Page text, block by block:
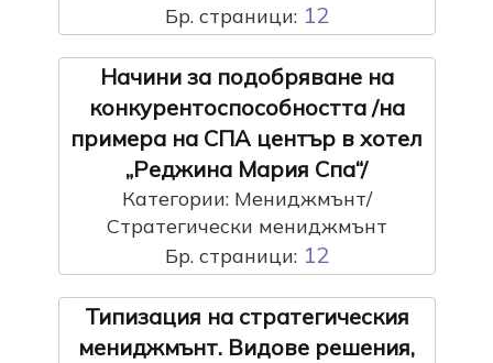
Бр. страници: 12
Начини за подобряване на
конкурентоспособността /на
примера на СПА център в хотел
„Реджина Мария Спа“/
Категории: Мениджмънт/
Стратегически мениджмънт
Бр. страници: 12
Типизация на стратегическия
мениджмънт. Видове решения,